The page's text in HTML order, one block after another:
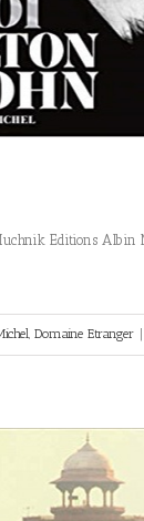
Editions
Domaine Etranger |